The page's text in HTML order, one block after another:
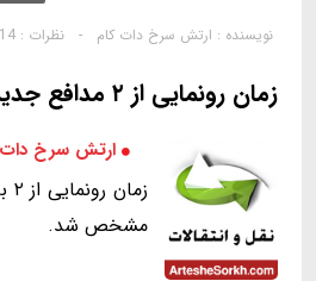
نویسنده : ارتش سرخ دات کام - نظرات : 14 اظهار نظر
زمان رونمایی از ۲ مدافع جدید پرسپولیس
ارتش سرخ
مشخص شد.